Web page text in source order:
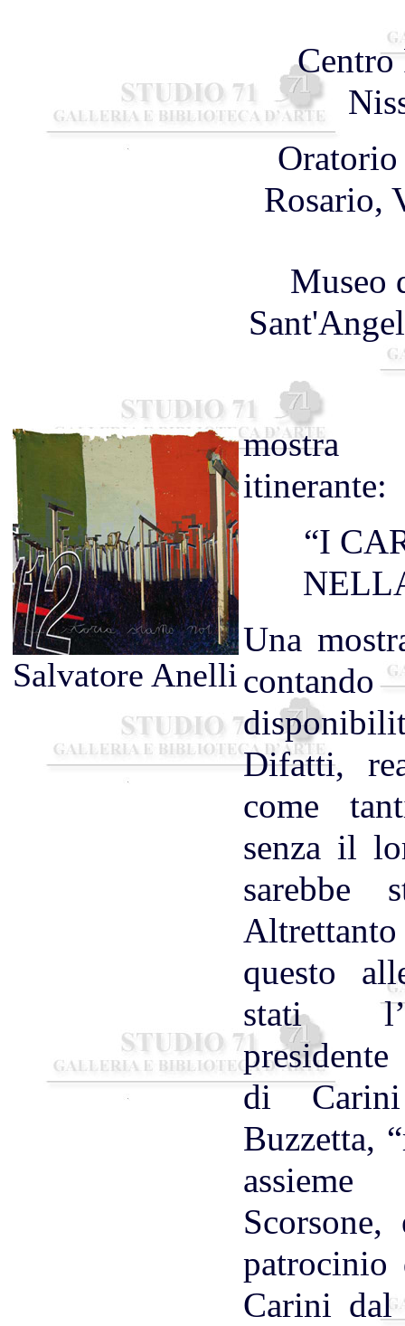
Salvatore Anelli
Centro
Rosario,
Museo
itinerante:
“I
Una
Difatti,
come
senza il
sarebbe
questo
stati
di
Buzzetta,
assieme
patrocinio
Carini dal